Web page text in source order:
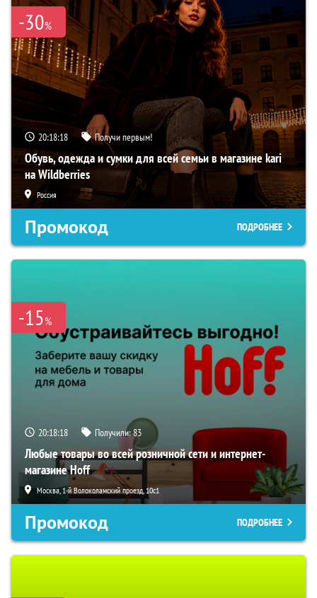
-30%
20:18:17 Получи первым!
Обувь, одежда и сумки для всей семьи в магазине kari
на Wildberries
Россия
Промокод ПОДРОБНЕЕ
-15%
20:18:17 Получили:83
Любые товары во всей розничной сети и интернет-
магазине Hoff
Москва, 1-й Волоколамский проезд, 10с1
Промокод ПОДРОБНЕЕ